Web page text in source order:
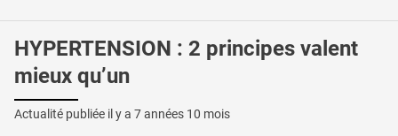
HYPERTENSION : 2 principes valent
mieux qu’un
Actualité publiée il y a 7 années 10 mois